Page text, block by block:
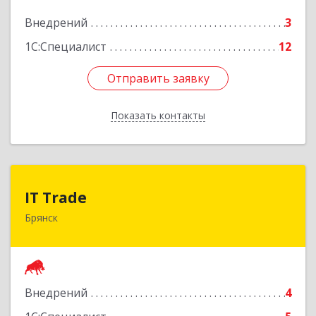
Внедрений
3
1С:Специалист
12
Отправить заявку
Показать контакты
Отправить заявку
Назад
IT Trade
Брянск
Внедрений
4